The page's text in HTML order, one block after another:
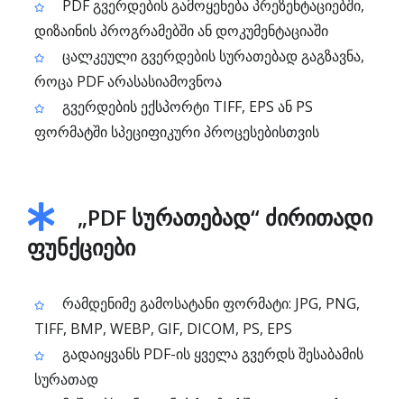
PDF გვერდების გამოყენება პრეზენტაციებში,
დიზაინის პროგრამებში ან დოკუმენტაციაში
ცალკეული გვერდების სურათებად გაგზავნა,
როცა PDF არასასიამოვნოა
გვერდების ექსპორტი TIFF, EPS ან PS
ფორმატში სპეციფიკური პროცესებისთვის
„PDF სურათებად“ ძირითადი
ფუნქციები
რამდენიმე გამოსატანი ფორმატი: JPG, PNG,
TIFF, BMP, WEBP, GIF, DICOM, PS, EPS
გადაიყვანს PDF-ის ყველა გვერდს შესაბამის
სურათად